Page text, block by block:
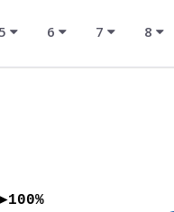
5 6 7 8